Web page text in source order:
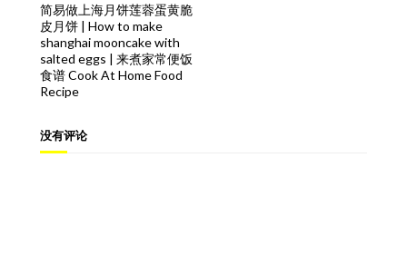
简易做上海月饼莲蓉蛋黄脆
皮月饼 | How to make
shanghai mooncake with
salted eggs | 来煮家常便饭
食谱 Cook At Home Food
Recipe
没有评论